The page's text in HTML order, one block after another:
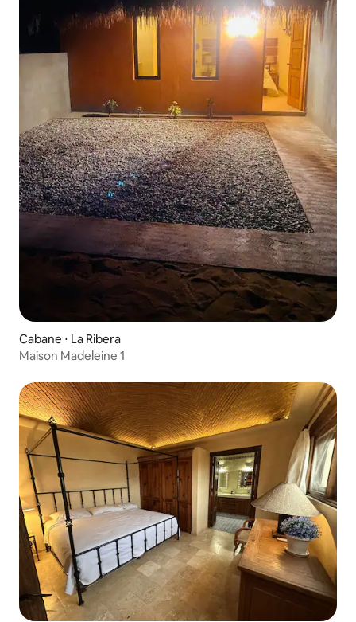
Cabane ⋅ La Ribera
Maison Madeleine 1